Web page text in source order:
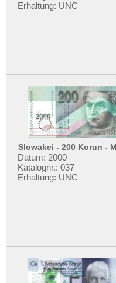
Weissrussland
Mehr über...
Privatsphäre und
AGB
Impressum
Erhaltung: UNC
Slowakei - 200 Korun -
Datum: 2000
Katalognr.: 037
Erhaltung: UNC